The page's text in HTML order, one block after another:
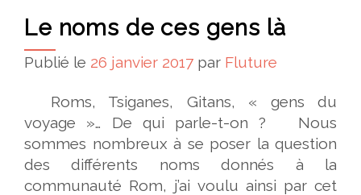
Le noms de ces gens là
Publié le 26 janvier 2017 par Fluture
Roms, Tsiganes, Gitans, « gens du
voyage »… De qui parle-t-on ? Nous
sommes nombreux à se poser la question
des différents noms donnés à la
communauté Rom, j’ai voulu ainsi par cet